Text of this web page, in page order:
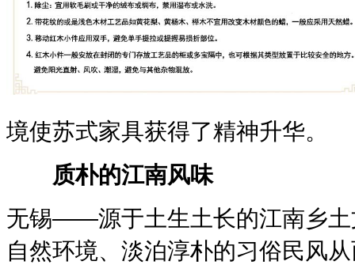
境使苏式家具获得了精神升华。
质朴的江南风味
无锡——源于土生土长的江南乡土
自然环境、淡泊淳朴的习俗民风